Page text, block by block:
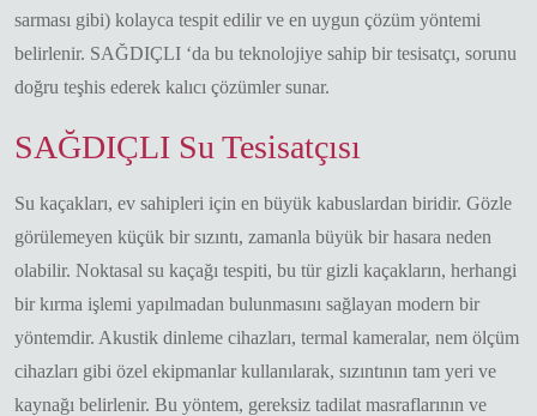
sarması gibi) kolayca tespit edilir ve en uygun çözüm yöntemi
belirlenir. SAĞDIÇLI ‘da bu teknolojiye sahip bir tesisatçı, sorunu
doğru teşhis ederek kalıcı çözümler sunar.
SAĞDIÇLI Su Tesisatçısı
Su kaçakları, ev sahipleri için en büyük kabuslardan biridir. Gözle
görülemeyen küçük bir sızıntı, zamanla büyük bir hasara neden
olabilir. Noktasal su kaçağı tespiti, bu tür gizli kaçakların, herhangi
bir kırma işlemi yapılmadan bulunmasını sağlayan modern bir
yöntemdir. Akustik dinleme cihazları, termal kameralar, nem ölçüm
cihazları gibi özel ekipmanlar kullanılarak, sızıntının tam yeri ve
kaynağı belirlenir. Bu yöntem, gereksiz tadilat masraflarının ve